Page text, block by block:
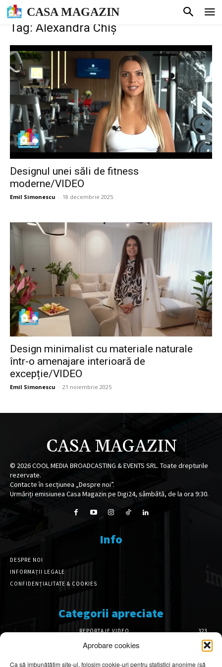
Aprobare cookies
Ca să îmbunătățim site-ul, folosim cookie-uri pentru statistici anonime (să
CASA MAGAZIN
Tag: Alexandra Chiș
Designul unei săli de fitness
moderne/VIDEO
Emil Simonescu - 18 decembrie 2025
Design minimalist cu materiale naturale
într-o amenajare interioară de
excepție/VIDEO
Emil Simonescu - 21 noiembrie 2025
CASA MAGAZIN
© 2026COOL MEDIA BROADCASTING & EVENTS SRL. Toate drepturile
rezervate.
Contacte în secțiunea „Despre noi”.
Urmăriți emisiunea Casa Magazin pe Digi24, sâmbătă, de la ora 9:30.
Info
DESPRE NOI
INFORMAȚII LEGALE
CONFIDENȚIALITATE & COOKIES
Categorii apreciate
REPORTAJE VIDEO
323
AMENAJĂRI INTERIOARE
126